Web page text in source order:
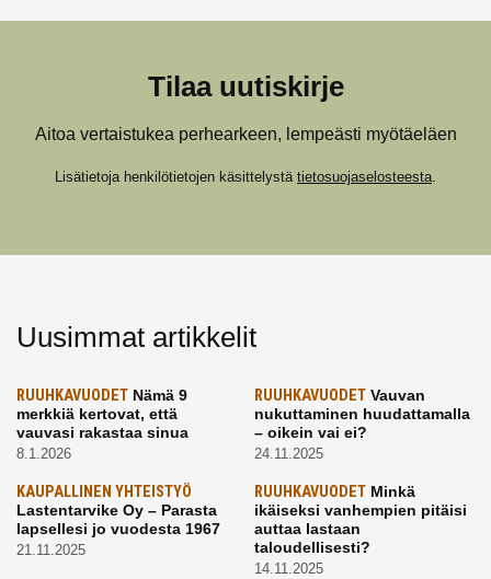
Tilaa uutiskirje
Aitoa vertaistukea perhearkeen, lempeästi myötäeläen
Lisätietoja henkilötietojen käsittelystä tietosuojaselosteesta.
Uusimmat artikkelit
RUUHKAVUODET Nämä 9
merkkiä kertovat, että
vauvasi rakastaa sinua
8.1.2026
RUUHKAVUODETVauvan
nukuttaminen huudattamalla
– oikein vai ei?
24.11.2025
KAUPALLINEN YHTEISTYÖ
Lastentarvike Oy – Parasta
lapsellesi jo vuodesta 1967
21.11.2025
RUUHKAVUODETMinkä
ikäiseksi vanhempien pitäisi
auttaa lastaan
taloudellisesti?
14.11.2025